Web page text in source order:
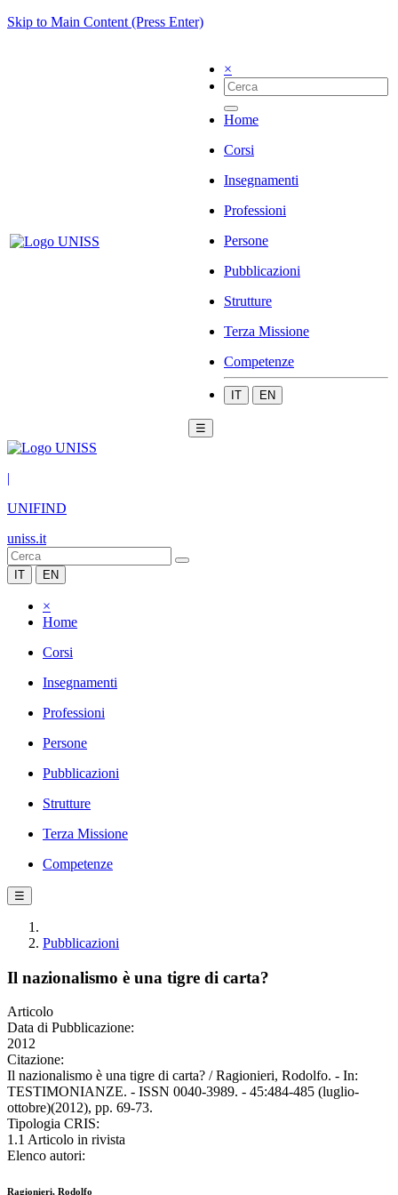
Skip to Main Content (Press Enter)
×
Home
Corsi
Insegnamenti
Professioni
Persone
Pubblicazioni
Strutture
Terza Missione
Competenze
IT EN
☰
|
UNIFIND
uniss.it
IT EN
×
Home
Corsi
Insegnamenti
Professioni
Persone
Pubblicazioni
Strutture
Terza Missione
Competenze
☰
Pubblicazioni
Il nazionalismo è una tigre di carta?
Articolo
Data di Pubblicazione:
2012
Citazione:
Il nazionalismo è una tigre di carta? / Ragionieri, Rodolfo. - In:
TESTIMONIANZE. - ISSN 0040-3989. - 45:484-485 (luglio-
ottobre)(2012), pp. 69-73.
Tipologia CRIS:
1.1 Articolo in rivista
Elenco autori:
Ragionieri, Rodolfo